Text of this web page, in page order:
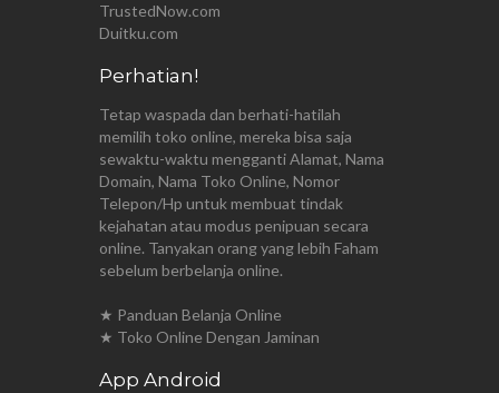
TrustedNow.com
Duitku.com
Perhatian!
Tetap waspada dan berhati-hatilah
memilih toko online, mereka bisa saja
sewaktu-waktu mengganti Alamat, Nama
Domain, Nama Toko Online, Nomor
Telepon/Hp untuk membuat tindak
kejahatan atau modus penipuan secara
online. Tanyakan orang yang lebih Faham
sebelum berbelanja online.
★ Panduan Belanja Online
★ Toko Online Dengan Jaminan
App Android